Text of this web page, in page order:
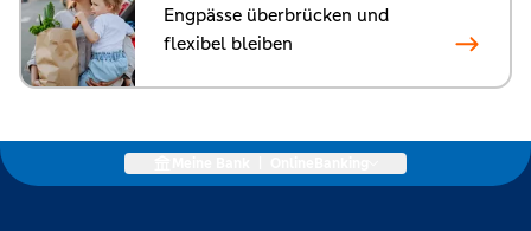
Engpässe überbrücken und
flexibel bleiben